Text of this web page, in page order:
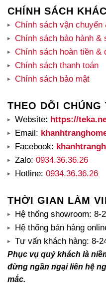
CHÍNH SÁCH
Chính sách vận chuyển
Chính sách bảo hành &
Chính sách hoàn tiền &
Chính sách thanh toán
Chính sách bảo mật
THEO DÕI CHÚNG
Website: https://
Email:
Facebook:
Zalo: 0934.36.36.26
Hotline: 0934.36.36.26
THỜI GIAN LÀM
Hệ thống showroom: 8-
Hệ thống bán hàng
Tư vấn khách hàng: 8-
Phục vụ quý khách là
đừng ngần ngại liên hệ
mắc.